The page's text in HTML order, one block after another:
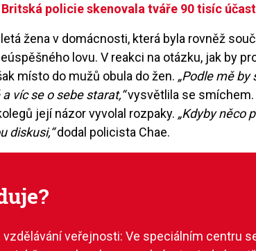
policie skenovala tváře 90 tisíc
žena v domácnosti, která byla rovněž
lovu. V reakci na otázku, jak by
místo do mužů obula do žen. „Podle mě by
víc se o sebe starat,“vysvětlila se smíchem.
její názor vyvolal rozpaky. „Kdyby něco
diskusi,“dodal policista Chae.
vzdělávání veřejnosti: Ve speciálním centru